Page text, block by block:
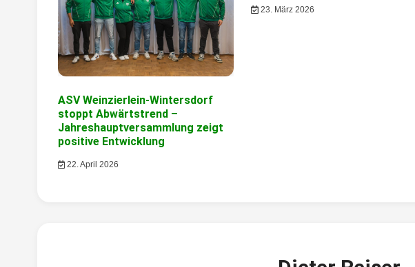
ASV Weinzierlein-Wintersdorf
stoppt Abwärtstrend –
Jahreshauptversammlung zeigt
positive Entwicklung
22. April 2026
23. März 2026